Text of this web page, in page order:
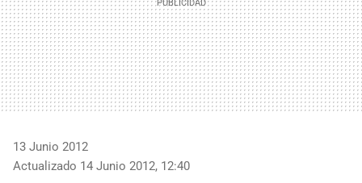
13 Junio 2012
Actualizado 14 Junio 2012, 12:40